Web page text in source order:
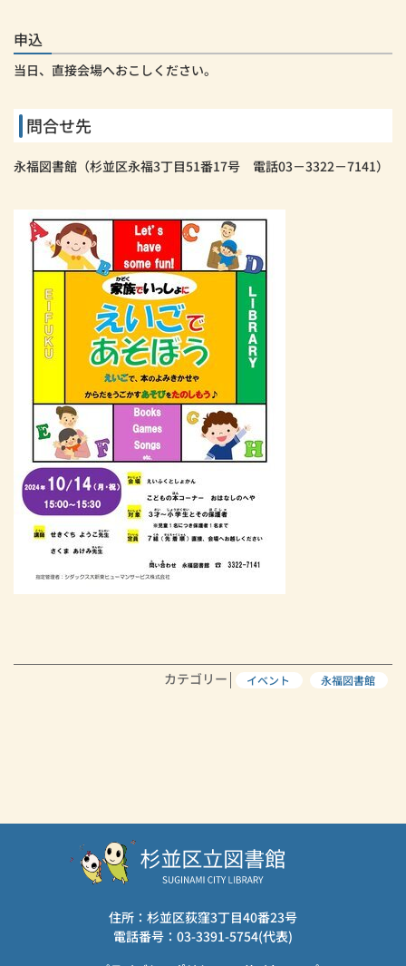
申込
当日、直接会場へおこしください。
問合せ先
永福図書館（杉並区永福3丁目51番17号 電話03－3322－7141）
カテゴリー イベント 永福図書館
住所：杉並区荻窪3丁目40番23号
電話番号：03-3391-5754(代表)